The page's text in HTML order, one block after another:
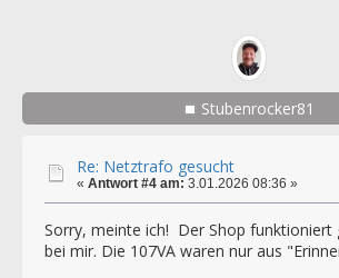
Stubenrocker81
Re: Netztrafo gesucht
« Antwort #4 am: 3.01.2026 08:36 »
Sorry, meinte ich! Der Shop funktioniert
bei mir. Die 107VA waren nur aus